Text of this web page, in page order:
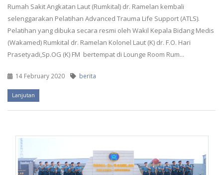
Rumah Sakit Angkatan Laut (Rumkital) dr. Ramelan kembali
selenggarakan Pelatihan Advanced Trauma Life Support (ATLS).
Pelatihan yang dibuka secara resmi oleh Wakil Kepala Bidang Medis
(Wakamed) Rumkital dr. Ramelan Kolonel Laut (K) dr. F.O. Hari
Prasetyadi,Sp.OG (K) FM bertempat di Lounge Room Rum...
14 February 2020 berita
Lanjutan